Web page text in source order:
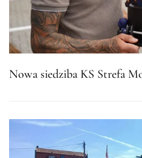
Nowa siedziba KS Strefa